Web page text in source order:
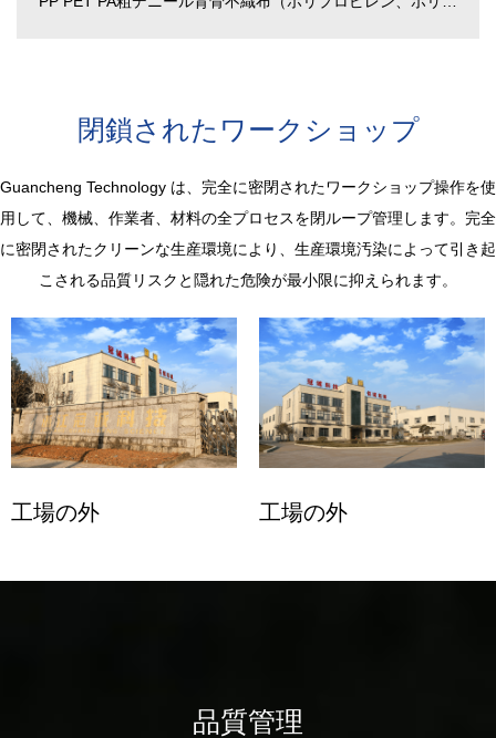
閉鎖されたワークショップ
Guancheng Technology は、完全に密閉されたワークショップ操作を使
用して、機械、作業者、材料の全プロセスを閉ループ管理します。完全
に密閉されたクリーンな生産環境により、生産環境汚染によって引き起
こされる品質リスクと隠れた危険が最小限に抑えられます。
工場の外 工場の外
品質管理